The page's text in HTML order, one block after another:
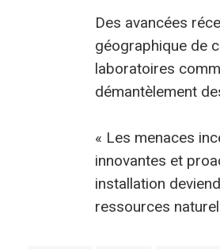
Des avancées
géographique de
laboratoires
démantèlement
« Les menaces
innovantes et
installation
ressources